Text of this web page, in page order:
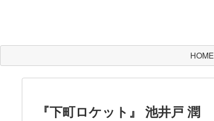
HOME
『下町ロケット』 池井戸 潤